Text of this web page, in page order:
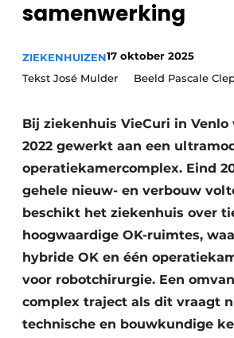
Podcasts
Vacature aanmelden
Video’s
Privéklinieken
Laboratoria
samenwerking
ZIEKENHUIZEN17 oktober 2025
Tekst José Mulder Beeld Pascale
Bij ziekenhuis VieCuri in
2022 gewerkt aan een
operatiekamercomplex. Eind
gehele nieuw- en verbouw
beschikt het ziekenhuis over
hoogwaardige OK-ruimtes,
hybride OK en één
voor robotchirurgie. Een
complex traject als dit vraagt
technische en bouwkundige